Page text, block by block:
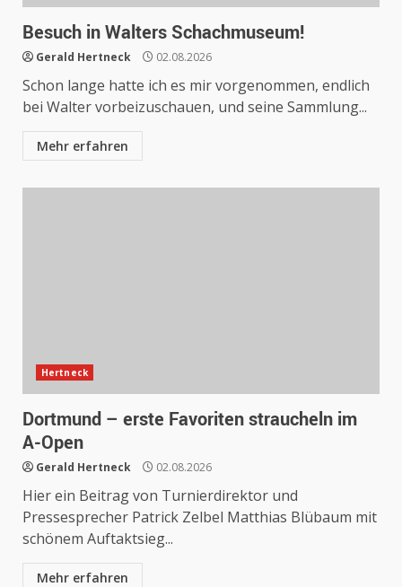
Besuch in Walters Schachmuseum!
Gerald Hertneck 02.08.2026
Schon lange hatte ich es mir vorgenommen, endlich
bei Walter vorbeizuschauen, und seine Sammlung...
Mehr erfahren
Hertneck
Dortmund – erste Favoriten straucheln im
A-Open
Gerald Hertneck 02.08.2026
Hier ein Beitrag von Turnierdirektor und
Pressesprecher Patrick Zelbel Matthias Blübaum mit
schönem Auftaktsieg...
Mehr erfahren